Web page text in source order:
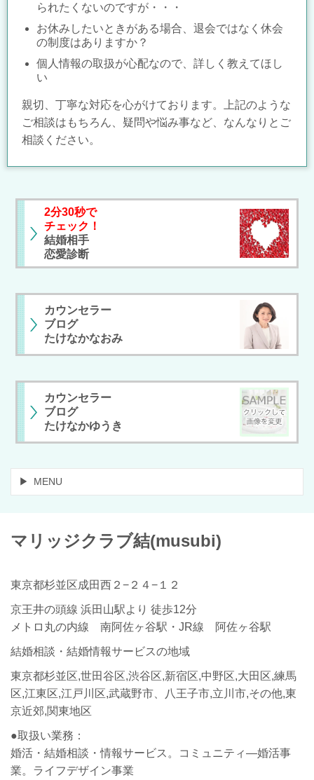
られたくないのですが・・・
お休みしたいときがある場合、退会ではなく休会
の制度はありますか？
個人情報の取扱が心配なので、詳しく教えてほし
い
親切、丁寧な対応を心がけております。上記のような
ご相談はもちろん、疑問や悩み事など、なんなりとご
相談ください。
2分30秒で
チェック！
結婚相手
恋愛診断
カウンセラー
ブログ
たけなかなおみ
カウンセラー
ブログ
たけなかゆうき
MENU
マリッジクラブ結(musubi)
東京都杉並区成田西２−２４−１２
京王井の頭線 浜田山駅より 徒歩12分
メトロ丸の内線 南阿佐ヶ谷駅・JR線 阿佐ヶ谷駅
結婚相談・結婚情報サービスの地域
東京都杉並区,世田谷区,渋谷区,新宿区,中野区,大田区,練馬
区,江東区,江戸川区,武蔵野市、八王子市,立川市,その他,東
京近郊,関東地区
●取扱い業務：
婚活・結婚相談・情報サービス。コミュニティ―婚活事
業。ライフデザイン事業